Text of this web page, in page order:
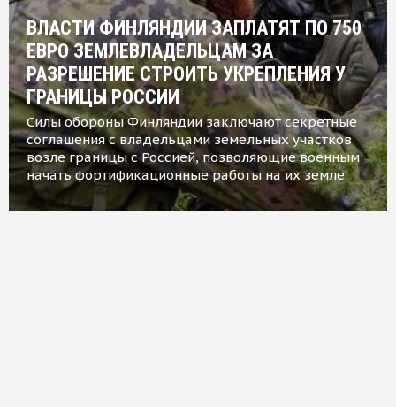
ВЛАСТИ ФИНЛЯНДИИ ЗАПЛАТЯТ ПО 750
ЕВРО ЗЕМЛЕВЛАДЕЛЬЦАМ ЗА
РАЗРЕШЕНИЕ СТРОИТЬ УКРЕПЛЕНИЯ У
ГРАНИЦЫ РОССИИ
Силы обороны Финляндии заключают секретные
соглашения с владельцами земельных участков
возле границы с Россией, позволяющие военным
начать фортификационные работы на их земле